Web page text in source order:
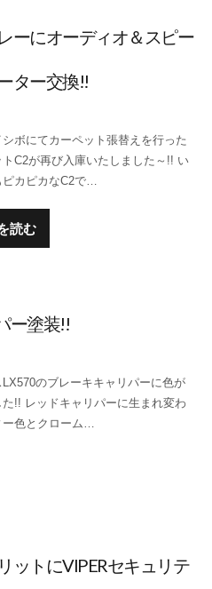
ーにオーディオ＆スピー
ター交換!!
ボにてカーペット張替えを行った
トC2が再び入庫いたしました～!! い
ピカピカなC2で…
読む
ー塗装!!
LX570のブレーキキャリパーに色が
た!! レッドキャリパーに生まれ変わ
ー色とクローム…
トにVIPERセキュリテ